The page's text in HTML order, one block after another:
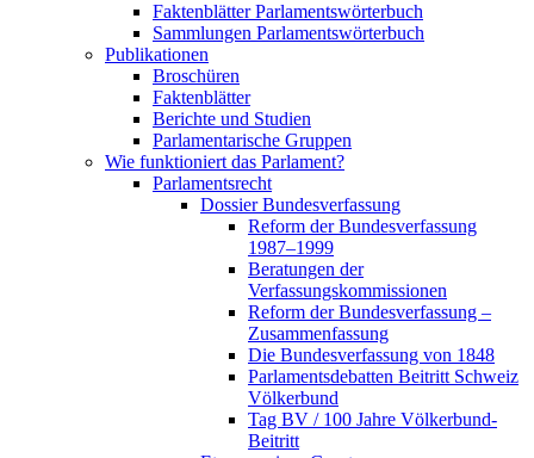
Faktenblätter Parlamentswörterbuch
Sammlungen Parlamentswörterbuch
Publikationen
Broschüren
Faktenblätter
Berichte und Studien
Parlamentarische Gruppen
Wie funktioniert das Parlament?
Parlamentsrecht
Dossier Bundesverfassung
Reform der Bundesverfassung
1987–1999
Beratungen der
Verfassungskommissionen
Reform der Bundesverfassung –
Zusammenfassung
Die Bundesverfassung von 1848
Parlamentsdebatten Beitritt Schweiz
Völkerbund
Tag BV / 100 Jahre Völkerbund-
Beitritt